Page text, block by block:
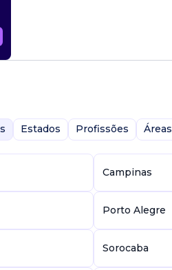
Estados Profissões Áreas
Campinas
Porto Alegre
Sorocaba